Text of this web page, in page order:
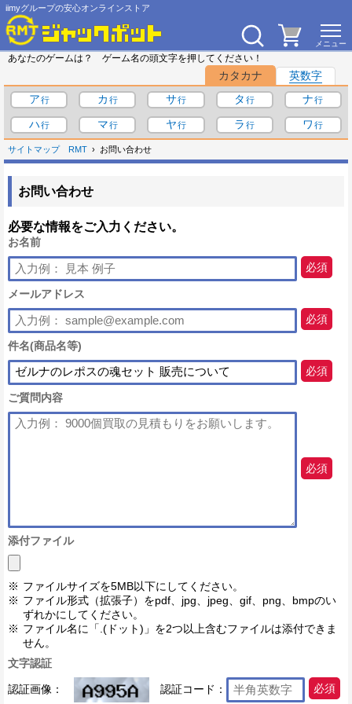
iimyグループの安心オンラインストア
あなたのゲームは？ ゲーム名の頭文字を押してください！
カタカナ
英数字
ア
カ サ タ
ナ
ハ
マ ヤ ラ ワ
サイトマップ RMT お問い合わせ
お問い合わせ
必要な情報をご入力ください。
お名前
必須
メールアドレス
必須
件名(商品名等)
必須
ご質問内容
必須
添付ファイル
ファイルサイズを5MB以下にしてください。
ファイル形式（拡張子）をpdf、jpg、jpeg、gif、png、bmpのい
ずれかにしてください。
ファイル名に「.(ドット)」を2つ以上含むファイルは添付できま
せん。
文字認証
認証画像： 認証コード： 必須